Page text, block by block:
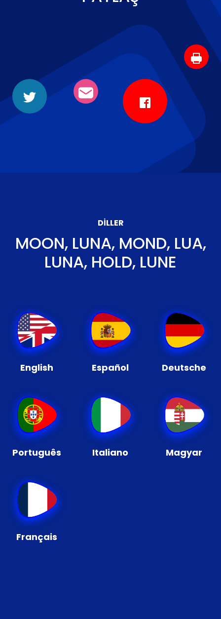
DILLER
MOON, LUNA, MOND, LUA,
LUNA, HOLD, LUNE
English Español Deutsche
Português Italiano Magyar
Français